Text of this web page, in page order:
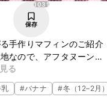
1031
保存
手作りマフィンのご紹介
なので、アフタヌーン
バナナが余っている時な
る
#バナナ #冬（12–2月